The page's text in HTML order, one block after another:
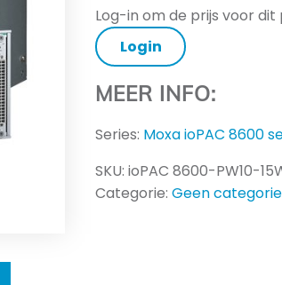
Log-in om de prijs voor
Login
MEER INFO:
Series: Moxa ioPAC 8600
SKU:ioPAC 8600-PW10-
Categorie:Geen categorie